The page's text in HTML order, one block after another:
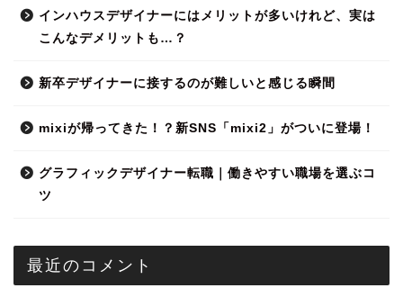
インハウスデザイナーにはメリットが多いけれど、実は
こんなデメリットも…？
新卒デザイナーに接するのが難しいと感じる瞬間
mixiが帰ってきた！？新SNS「mixi2」がついに登場！
グラフィックデザイナー転職｜働きやすい職場を選ぶコ
ツ
最近のコメント